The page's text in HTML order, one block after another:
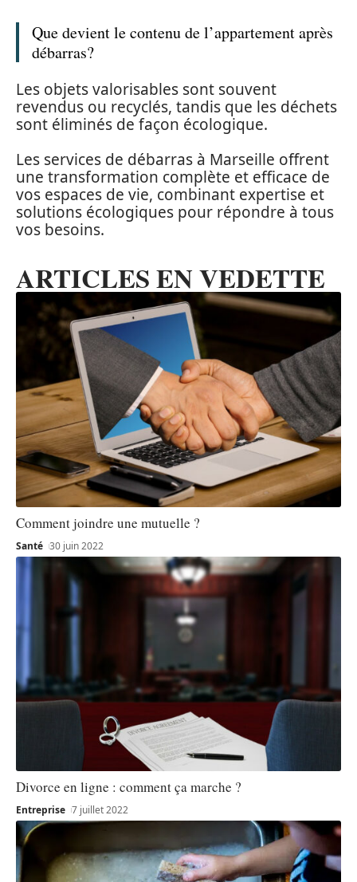
Que devient le contenu de l’appartement après
débarras?
Les objets valorisables sont souvent
revendus ou recyclés, tandis que les déchets
sont éliminés de façon écologique.
Les services de débarras à Marseille offrent
une transformation complète et efficace de
vos espaces de vie, combinant expertise et
solutions écologiques pour répondre à tous
vos besoins.
ARTICLES EN VEDETTE
Comment joindre une mutuelle ?
Santé 30 juin 2022
Divorce en ligne : comment ça marche ?
Entreprise 7 juillet 2022